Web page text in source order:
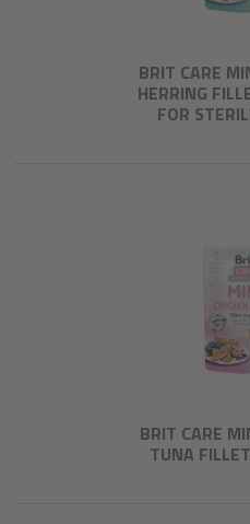
BRIT CARE
HERRING
FOR
BRIT CARE
TUNA